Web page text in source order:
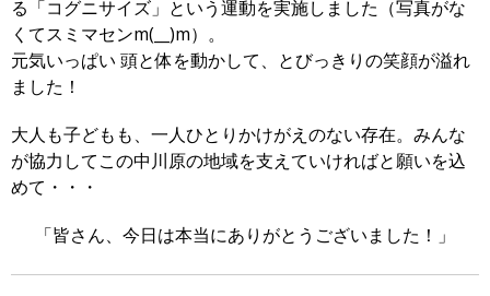
る「コグニサイズ」という運動を実施しました（写真がな
くてスミマセンm(__)m）。
元気いっぱい 頭と体を動かして、とびっきりの笑顔が溢れ
ました！
大人も子どもも、一人ひとりかけがえのない存在。みんな
が協力してこの中川原の地域を支えていければと願いを込
めて・・・
「皆さん、今日は本当にありがとうございました！」